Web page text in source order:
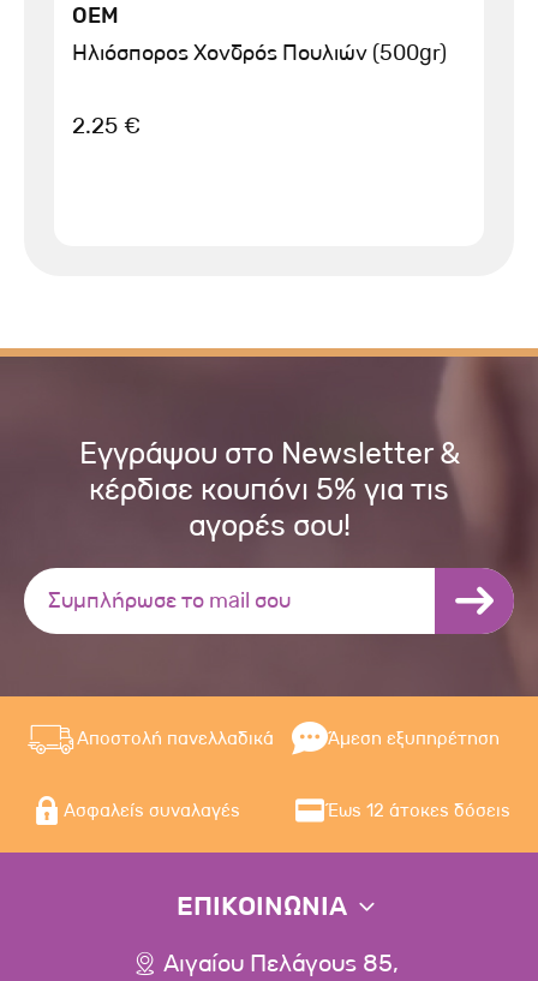
OEM
Ηλιόσπορος Χονδρός Πουλιών (500gr)
2.25 €
Εγγράψου στο Newsletter &
κέρδισε κουπόνι 5% για τις
αγορές σου!
Αποστολή πανελλαδικά Άμεση εξυπηρέτηση
Ασφαλείς συναλαγές Έως 12 άτοκες δόσεις
ΕΠΙΚΟΙΝΩΝΙΑ
Αιγαίου Πελάγους 85,